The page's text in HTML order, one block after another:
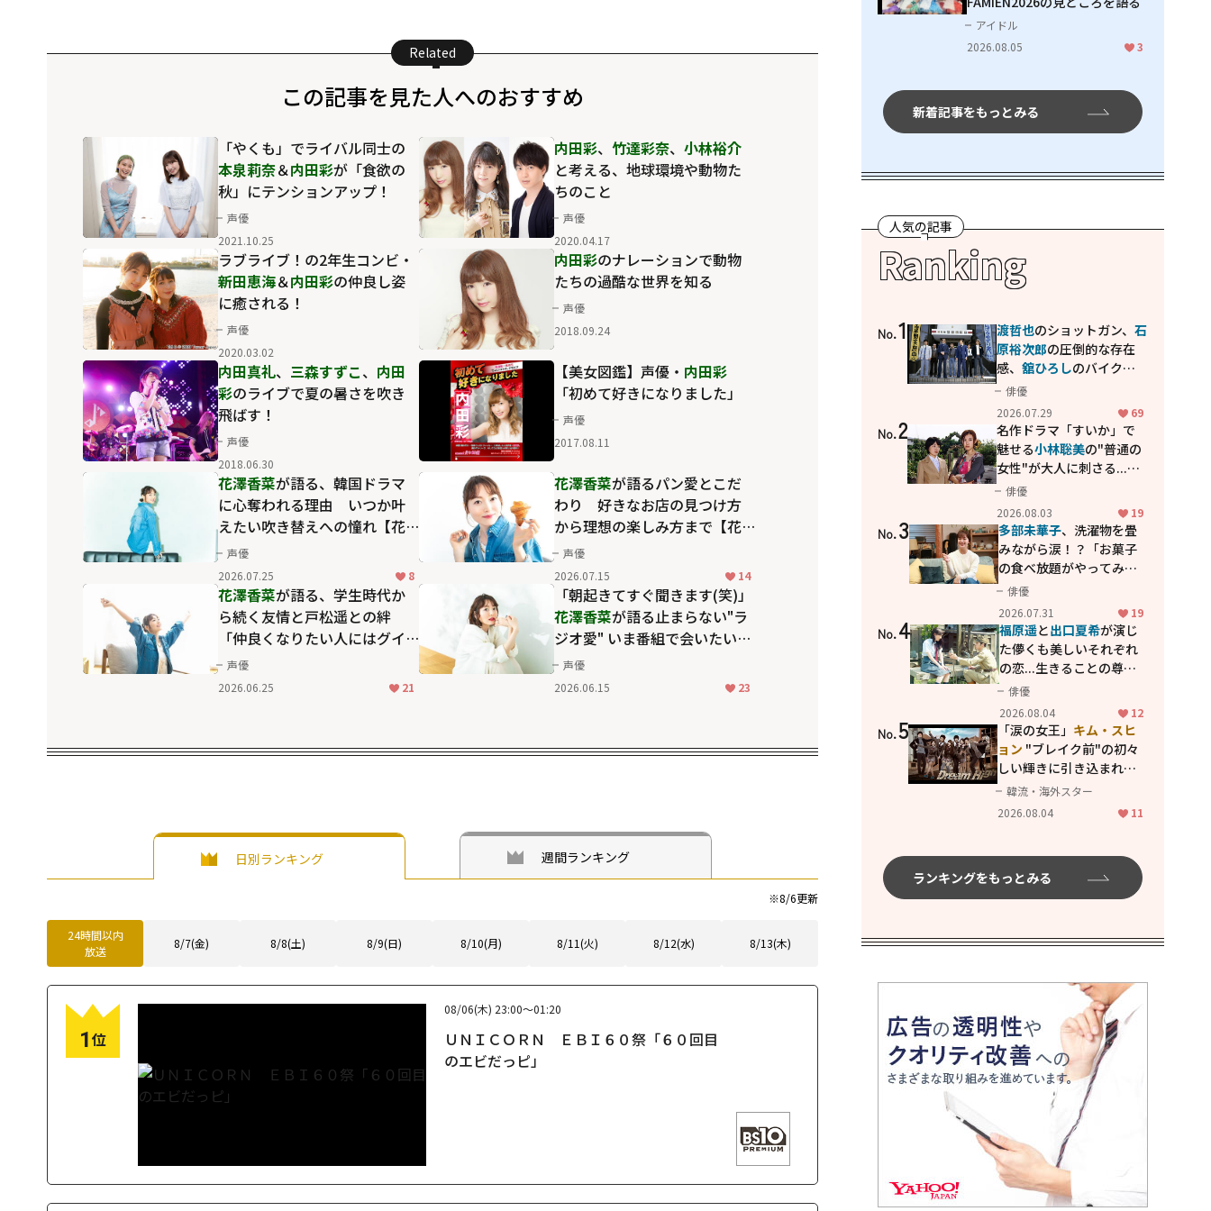
Related
この記事を見た人へのおすすめ
「やくも」でライバル同士の
本泉莉奈＆内田彩が「食欲の
秋」にテンションアップ！
声優
2021.10.25
内田彩、 竹達彩奈、 小林裕介
と考える、地球環境や動物た
ちのこと
声優
2020.04.17
ラブライブ！の2年生コンビ・
新田恵海＆内田彩の仲良し姿
に癒される！
声優
2020.03.02
内田彩のナレーションで動物
たちの過酷な世界を知る
声優
2018.09.24
内田真礼、 三森すずこ、 内田
彩のライブで夏の暑さを吹き
飛ばす！
声優
2018.06.30
【美女図鑑】声優・ 内田彩
「初めて好きになりました」
声優
2017.08.11
花澤香菜が語る、韓国ドラマ
に心奪われる理由 いつか叶
えたい吹き替えへの憧れ【花
澤香菜をつくる6つのピース】
声優
2026.07.25
8
花澤香菜が語るパン愛とこだ
わり 好きなお店の見つけ方
から理想の楽しみ方まで【花
澤香菜をつくる6つのピース】
声優
2026.07.15
14
花澤香菜が語る、学生時代か
ら続く友情と戸松遥との絆
「仲良くなりたい人にはグイ
グイ行く」【花澤香菜をつく
る6つのピース】
声優
2026.06.25
21
「朝起きてすぐ聞きます(笑)」
花澤香菜が語る止まらない"ラ
ジオ愛" いま番組で会いたい存
在も明かす【花澤香菜をつく
る6つのピース】
声優
2026.06.15
23
日別ランキング 週間ランキング
※8/6更新
24時間以内
放送
8/7(金) 8/8(土) 8/9(日) 8/10(月) 8/11(火) 8/12(水) 8/13(木)
1位
08/06(木) 23:00～01:20
ＵＮＩＣＯＲＮ ＥＢＩ６０祭「６０回目
のエビだっピ」
アイドル
2026.08.05
3
新着記事をもっとみる
人気の記事
Ranking
No.1 渡哲也のショットガン、石
原裕次郎の圧倒的な存在
感、舘ひろしのバイクア
クション！"大門軍団"の
カッコよさが詰まった
「西部警察 PART-II」
俳優
2026.07.29
69
No.2
名作ドラマ「すいか」で
魅せる小林聡美の"普通の
女性"が大人に刺さる...映
画「かもめ食堂」にも通
じる静かな芝居
俳優
2026.08.03
19
No.3 多部未華子、洗濯物を畳
みながら涙！？「お菓子
の食べ放題がやってみた
い」ハンディファン4台の
暑さ対策も明かす
俳優
2026.07.31
19
No.4 福原遥と出口夏希が演じ
た儚くも美しいそれぞれ
の恋...生きることの尊さ
を教えてくれた映画「あ
の花が咲く丘で、君とま
た出会えたら。」
俳優
2026.08.04
12
No.5 「涙の女王」 キム・スヒ
ョン "ブレイク前"の初々
しい輝きに引き込まれ
る...2PM テギョン
共演の青春名作「ドリー
韓流・海外スター
2026.08.04
11
ランキングをもっとみる